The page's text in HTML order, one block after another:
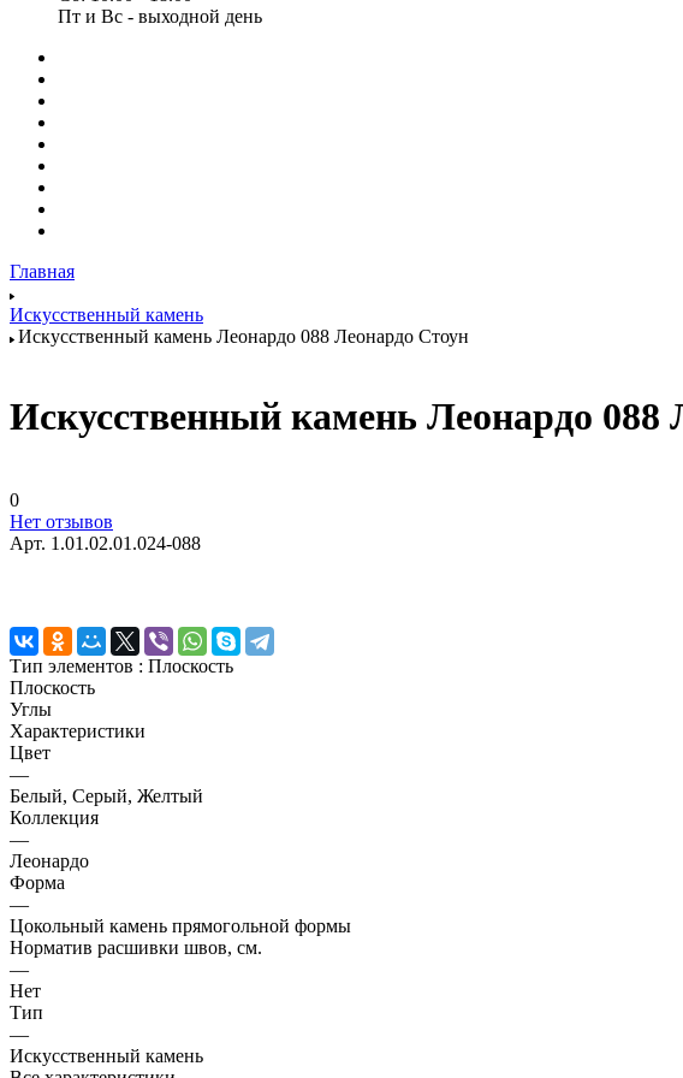
Пт и Вс - выходной день
Главная
Искусственный камень
Искусственный камень Леонардо 088 Леонардо Стоун
Искусственный камень Леонардо 088
0
Нет отзывов
Арт. 1.01.02.01.024-088
Тип элементов : Плоскость
Плоскость
Углы
Характеристики
Цвет
—
Белый, Серый, Желтый
Коллекция
—
Леонардо
Форма
—
Цокольный камень прямогольной формы
Норматив расшивки швов, см.
—
Нет
Тип
—
Искусственный камень